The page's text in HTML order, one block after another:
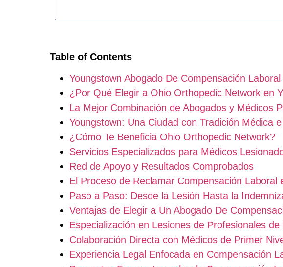
Table of Contents
Youngstown Abogado De Compensación
¿Por Qué Elegir a Ohio Orthopedic Network en
La Mejor Combinación de Abogados y Médicos
Youngstown: Una Ciudad con Tradición Médica
¿Cómo Te Beneficia Ohio Orthopedic Network?
Servicios Especializados para Médicos
Red de Apoyo y Resultados Comprobados
El Proceso de Reclamar Compensación Laboral
Paso a Paso: Desde la Lesión Hasta la
Ventajas de Elegir a Un Abogado De
Especialización en Lesiones de Profesionales de
Colaboración Directa con Médicos de Primer
Experiencia Legal Enfocada en Compensación